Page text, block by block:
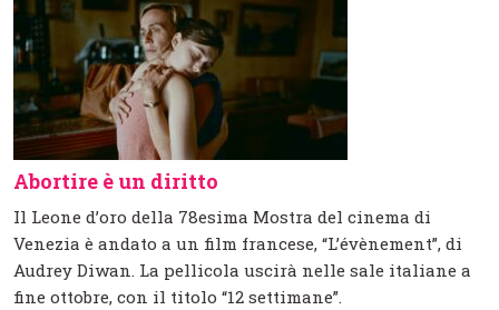
Abortire è un diritto
Il Leone d’oro della 78esima Mostra del cinema di
Venezia è andato a un film francese, “L’évènement”, di
Audrey Diwan. La pellicola uscirà nelle sale italiane a
fine ottobre, con il titolo “12 settimane”.